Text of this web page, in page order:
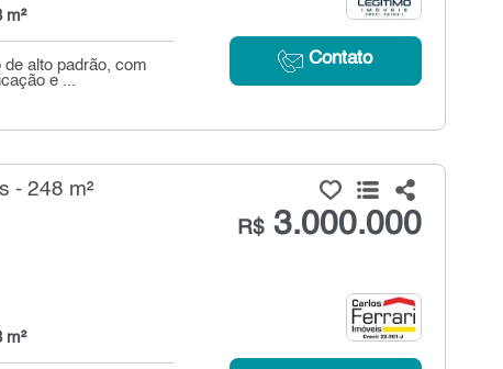
Contato
m²
alto padrão, com
e ...
- 248 m²
R$3.000.000
m²